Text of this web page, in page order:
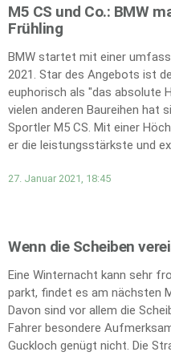
M5 CS und Co.: BMW
Frühling
BMW startet mit einer
2021. Star des Angebots ist
euphorisch als "das absolute
vielen anderen Baureihen hat
Sportler M5 CS. Mit einer
er die leistungsstärkste und
27. Januar 2021, 18:45
Wenn die Scheiben
Eine Winternacht kann sehr
parkt, findet es am nächsten
Davon sind vor allem die
Fahrer besondere
Guckloch genügt nicht. Die